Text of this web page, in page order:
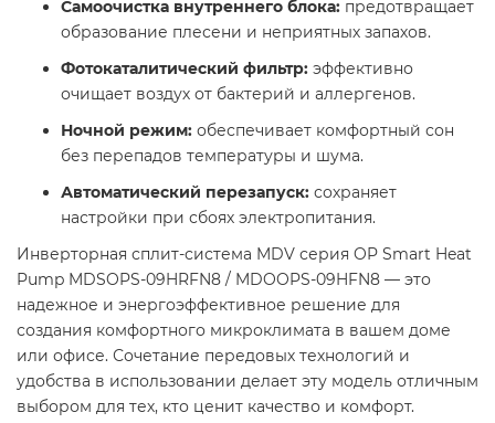
Самоочистка внутреннего блока: предотвращает
образование плесени и неприятных запахов.
Фотокаталитический фильтр: эффективно
очищает воздух от бактерий и аллергенов.
Ночной режим: обеспечивает комфортный сон
без перепадов температуры и шума.
Автоматический перезапуск: сохраняет
настройки при сбоях электропитания.​
Инверторная сплит-система MDV серия OP Smart Heat
Pump MDSOPS-09HRFN8 / MDOOPS-09HFN8 — это
надежное и энергоэффективное решение для
создания комфортного микроклимата в вашем доме
или офисе. Сочетание передовых технологий и
удобства в использовании делает эту модель отличным
выбором для тех, кто ценит качество и комфорт.​